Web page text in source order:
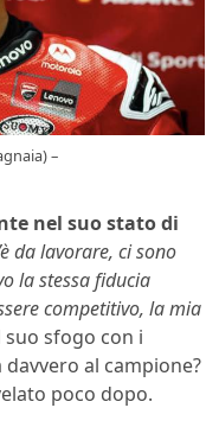
–
nel suo stato di
da lavorare, ci sono
la stessa fiducia
competitivo, la mia
suo sfogo con i
al campione?
poco dopo.